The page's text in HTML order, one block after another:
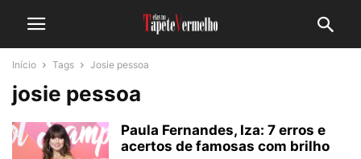
Início Tags Josie pessoa
josie pessoa
Paula Fernandes, Iza: 7 erros e
acertos de famosas com brilho